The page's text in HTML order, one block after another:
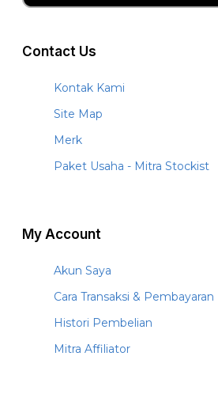
Contact Us
Kontak Kami
Site Map
Merk
Paket Usaha - Mitra Stockist
My Account
Akun Saya
Cara Transaksi & Pembayaran
Histori Pembelian
Mitra Affiliator